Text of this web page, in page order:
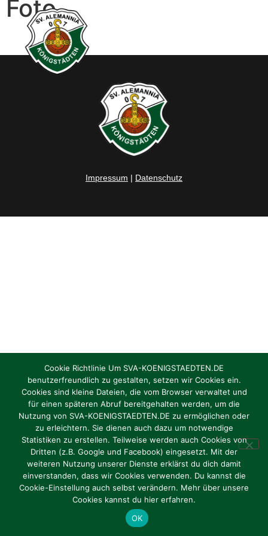
Foto
Impressum | Datenschutz
Cookie Richtlinie Um SVA-KOENIGSTAEDTEN.DE
benutzerfreundlich zu gestalten, setzen wir Cookies ein.
Cookies sind kleine Dateien, die vom Browser verwaltet und
für einen späteren Abruf bereitgehalten werden, um die
Nutzung von SVA-KOENIGSTAEDTEN.DE zu ermöglichen oder
zu erleichtern. Sie dienen auch dazu um notwendige
Statistiken zu erstellen. Teilweise werden auch Cookies von
Dritten (z.B. Google und Facebook) eingesetzt. Mit der
weiteren Nutzung unserer Dienste erklärst du dich damit
einverstanden, dass wir Cookies verwenden. Du kannst die
Cookie-Einstellung auch selbst verändern. Mehr über unsere
Cookies kannst du hier erfahren.
OK